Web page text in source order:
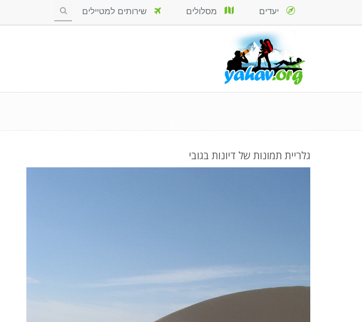
יעדים מסלולים שירותים למטיילים
גלריית תמונות של דיונות בגובי